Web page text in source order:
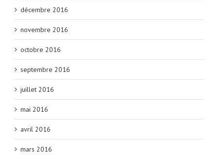
décembre 2016
novembre 2016
octobre 2016
septembre 2016
juillet 2016
mai 2016
avril 2016
mars 2016